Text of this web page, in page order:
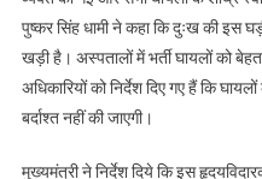
पुष्कर सिंह धामी ने कहा कि दुःख की इस
खड़ी है। अस्पतालों में भर्ती घायलों को
अधिकारियों को निर्देश दिए गए हैं कि
बर्दाश्त नहीं की जाएगी।
मुख्यमंत्री ने निर्देश दिये कि इस